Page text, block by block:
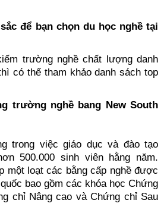
để bạn chọn du học nghề tại
trường nghề chất lượng danh
có thể tham khảo danh sách top
trường nghề bang New South
trong việc giáo dục và đào tạo
500.000 sinh viên hằng năm.
một loạt các bằng cấp nghề được
bao gồm các khóa học Chứng
chỉ Nâng cao và Chứng chỉ Sau